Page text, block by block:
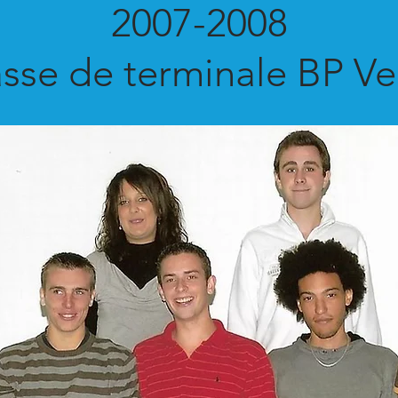
2007-2008
de terminale BP